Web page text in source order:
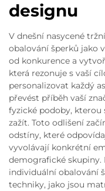
designu
V dnešní nasycené
obalování šperků jako
od konkurence a
která rezonuje s vaší
personalizovat každý
převést příběh vaší
fyzické podoby,
zažít. Toto odlišení
odstíny, které
vyvolávají konkrétní
demografické
individuální obalování
techniky, jako jsou